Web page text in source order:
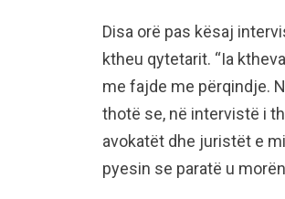
Disa orë pas kësaj
ktheu qytetarit. “Ia
me fajde me përqindje.
thotë se, në intervistë i
avokatët dhe juristët e
pyesin se paratë u